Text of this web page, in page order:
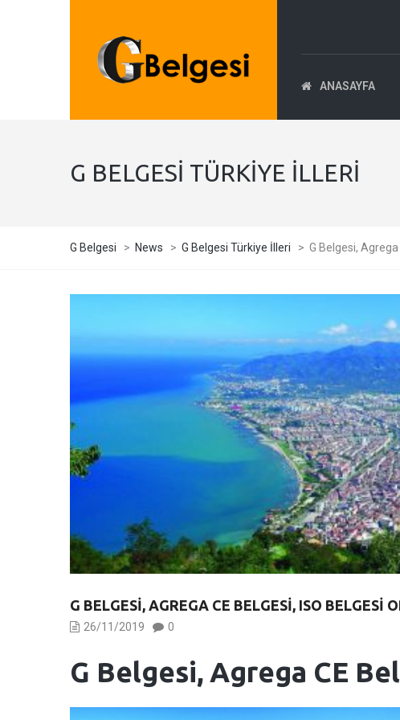
ANASAYFA
G BELGESI TÜRKIYE İLLERI
G Belgesi > News > G Belgesi Türkiye İlleri > G Belgesi,
G BELGESI, AGREGA CE BELGESI, ISO BELGESI
26/11/2019 0
G Belgesi, Agrega CE